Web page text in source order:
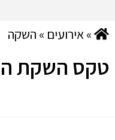
»אירועים » השקה
טקס השקת